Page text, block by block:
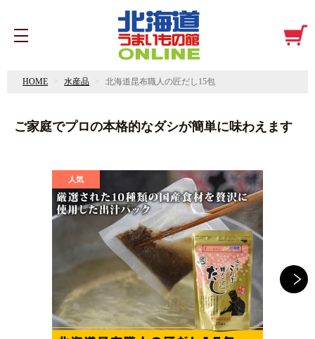
HOME 水産品 北海道昆布職人の匠だし15包
ご家庭でプロの本格的なダシが簡単に味わえます